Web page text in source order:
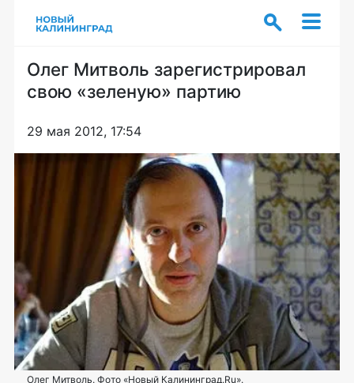
Олег Митволь зарегистрировал
свою «зеленую» партию
29 мая 2012, 17:54
Олег Митволь. Фото «Новый Калининград.Ru».